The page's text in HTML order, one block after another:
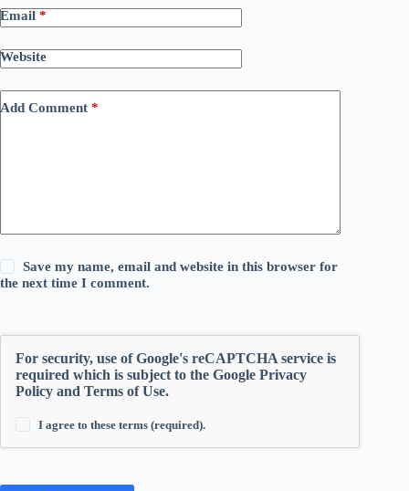
Email *
Website
Add Comment *
Save my name, email and website in this browser for
the next time I comment.
For security, use of Google's reCAPTCHA service is
required which is subject to the Google Privacy
Policy and Terms of Use.
I agree to these terms (required).